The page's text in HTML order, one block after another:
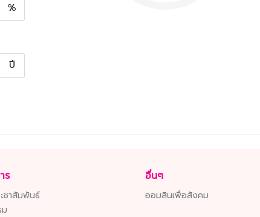
%
ปี
ร
ชาสัมพันธ์
อื่นๆ
ออมสินเพื่อสังคม